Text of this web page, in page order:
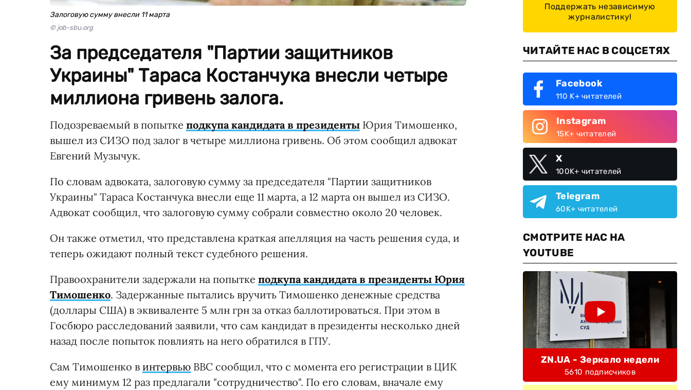
Залоговую сумму внесли 11 марта
© job-sbu.org
За председателя "Партии защитников
Украины" Тараса Костанчука внесли четыре
миллиона гривень залога.
Подозреваемый в попытке подкупа кандидата в президенты Юрия Тимошенко,
вышел из СИЗО под залог в четыре миллиона гривень. Об этом сообщил адвокат
Евгений Музычук.
По словам адвоката, залоговую сумму за председателя "Партии защитников
Украины" Тараса Костанчука внесли еще 11 марта, а 12 марта он вышел из СИЗО.
Адвокат сообщил, что залоговую сумму собрали совместно около 20 человек.
Он также отметил, что представлена ​​краткая апелляция на часть решения суда, и
теперь ожидают полный текст судебного решения.
Правоохранители задержали на попытке подкупа кандидата в президенты Юрия
Тимошенко. Задержанные пытались вручить Тимошенко денежные средства
(доллары США) в эквиваленте 5 млн грн за отказ баллотироваться. При этом в
Госбюро расследований заявили, что сам кандидат в президенты несколько дней
назад после попыток повлиять на него обратился в ГПУ.
Сам Тимошенко в интервью ВВС сообщил, что с момента его регистрации в ЦИК
ему минимум 12 раз предлагали "сотрудничество". По его словам, вначале ему
Поддержать независимую
журналистику!
ЧИТАЙТЕ НАС В СОЦСЕТЯХ
Facebook
110 K+ читателей
Instagram
15K+ читателей
X
100K+ читателей
Telegram
60K+ читателей
СМОТРИТЕ НАС НА
YOUTUBE
ZN.UA - Зеркало недели
5610 подписчиков